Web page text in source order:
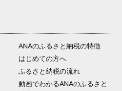
ANAのふるさと納税の特徴
はじめての方へ
ふるさと納税の流れ
動画でわかるANAのふるさと